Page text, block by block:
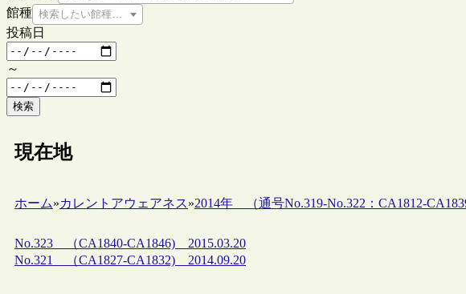
館種 検索したい館種を選択してください
投稿日
～
検索
現在地
ホーム»カレントアウェアネス»2014年 （通号No.319-No.322：CA1812-
No.323 （CA1840-CA1846) 2015.03.20
No.321 （CA1827-CA1832) 2014.09.20